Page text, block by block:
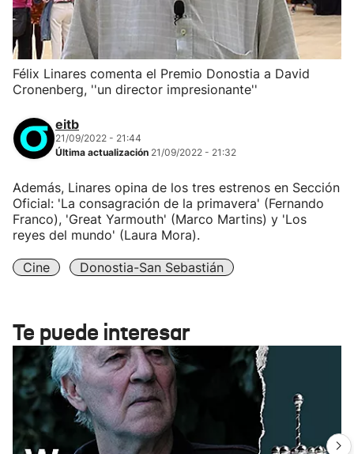
Félix Linares comenta el Premio Donostia a David
Cronenberg, ''un director impresionante''
eitb
21/09/2022 - 21:44
Última actualización 21/09/2022 - 21:32
Además, Linares opina de los tres estrenos en Sección
Oficial: 'La consagración de la primavera' (Fernando
Franco), 'Great Yarmouth' (Marco Martins) y 'Los
reyes del mundo' (Laura Mora).
Cine Donostia-San Sebastián
Te puede interesar